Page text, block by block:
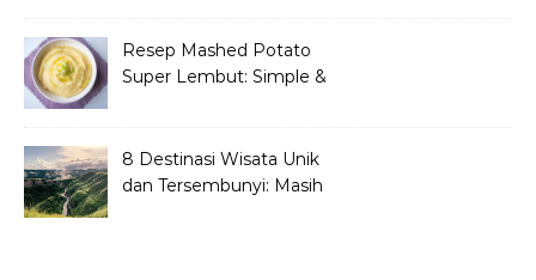
Resep Mashed Potato
Super Lembut: Simple &
8 Destinasi Wisata Unik
dan Tersembunyi: Masih